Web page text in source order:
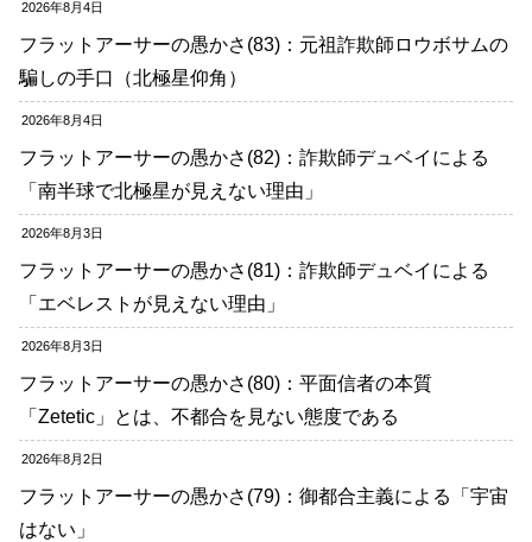
2026年8月4日
フラットアーサーの愚かさ(83)：元祖詐欺師ロウボサムの
騙しの手口（北極星仰角）
2026年8月4日
フラットアーサーの愚かさ(82)：詐欺師デュベイによる
「南半球で北極星が見えない理由」
2026年8月3日
フラットアーサーの愚かさ(81)：詐欺師デュベイによる
「エベレストが見えない理由」
2026年8月3日
フラットアーサーの愚かさ(80)：平面信者の本質
「Zetetic」とは、不都合を見ない態度である
2026年8月2日
フラットアーサーの愚かさ(79)：御都合主義による「宇宙
はない」